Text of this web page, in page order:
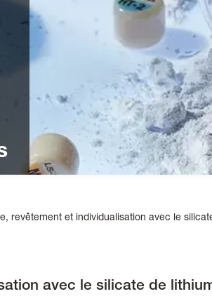
revêtement et individualisation avec le
avec le silicate de